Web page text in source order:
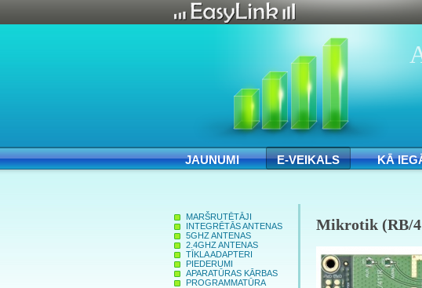
JAUNUMI E-VEIKALS KĀ
MARŠRUTĒTĀJI
INTEGRĒTĀS ANTENAS
5GHZ ANTENAS
2.4GHZ ANTENAS
TĪKLA ADAPTERI
PIEDERUMI
APARATŪRAS KĀRBAS
PROGRAMMATŪRA
Mikrotik (RB/